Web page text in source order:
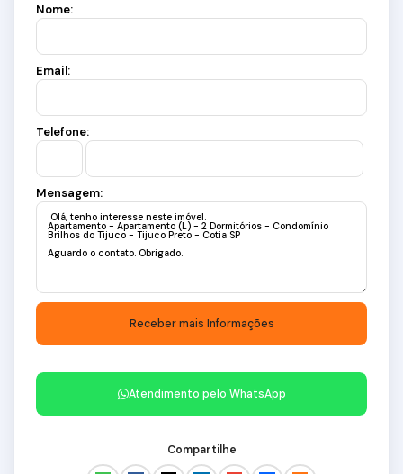
Nome:
Email:
Telefone:
Mensagem:
Atendimento pelo WhatsApp
Compartilhe